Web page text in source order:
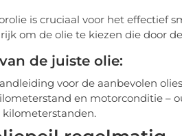
is cruciaal voor het effectief
om de olie te kiezen die door
de juiste olie:
voor de aanbevolen
en motorconditie –